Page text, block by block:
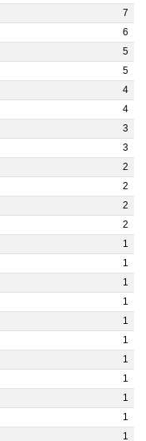
7
6
5
5
4
4
3
3
2
2
2
2
1
1
1
1
1
1
1
1
1
1
1